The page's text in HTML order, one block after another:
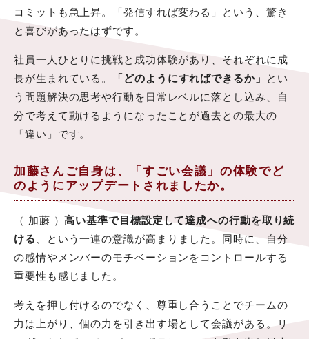
コミットも急上昇。「発信すれば変わる」という、驚き
と喜びがあったはずです。
社員一人ひとりに挑戦と成功体験があり、それぞれに成
長が生まれている。
「どのようにすればできるか」
とい
う問題解決の思考や行動を日常レベルに落とし込み、自
分で考えて動けるようになったことが過去との最大の
「違い」です。
加藤さんご自身は、「すごい会議」の体験でど
のようにアップデートされましたか。
（ 加藤 ）高い基準で目標設定して達成への行動を取り続
ける
、という一連の意識が高まりました。同時に、自分
の感情やメンバーのモチベーションをコントロールする
重要性も感じました。
考えを押し付けるのでなく、尊重し合うことでチームの
力は上がり、個の力を引き出す場として会議がある。リ